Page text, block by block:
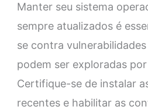
Manter seu sistema
sempre atualizados é
se contra
podem ser exploradas
Certifique-se de instalar
recentes e habilitar as